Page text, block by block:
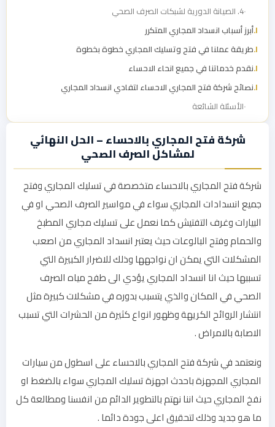
4. الصيانة الدورية لشبكات الصرف الصحي
أبرز أسباب انسداد المجاري المتكرر
طريقة عملنا في فتح وتسليك المجاري خطوة بخطوة
نقدم خدماتنا في جميع انحاء الاحساء
نصائح شركة فتح المجاري الاحساء لتفادي انسداد المجاري
الأسئلة الشائعة
شركة فتح المجاري بالاحساء – الحل النهائي
لمشاكل الصرف الصحي
شركة فتح المجاري بالاحساء متخصصة في تسليك المجاري وفتح
جميع انسدادات المجاري سواء في مواسير الصرف الصحي او في
البيارات وغرف التفتيش كما نعمل على تسليك مجاري المطبخ
والحمام وفتح البالوعات حيث يعتبر انسداد المجاري من اصعب
المشكلات التي يمكن ان نواجهها وذلك للاضرار الكبيرة التي
تسببها حيث انا انسداد المجاري يؤدي الى طفح مياه الصرف
الصحي في المكان والذي يتسبب بدوره في مشكلات كبيرة مثل
انتشار الروائح الكريهة وظهور انواع كثيرة من الحشرات التي تسبب
الاصابة بالامراض .
ونعتمد في شركة فتح المجاري بالاحساء على اسطول من سيارات
المجاري المجهزة باحدث اجهزة تسليك المجاري سواء بالضغط او
نفخ المجاري حيث اننا نهتم بالتطوير الدائم من انفسنا ومطالعة كل
ما هو جديد وذلك لتحقيق اعلى جودة دائما .